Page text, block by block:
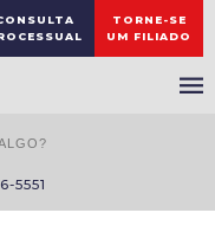
TORNE-SE
UM FILIADO
5551